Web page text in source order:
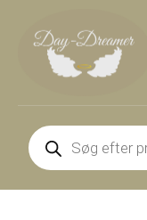
Products
search